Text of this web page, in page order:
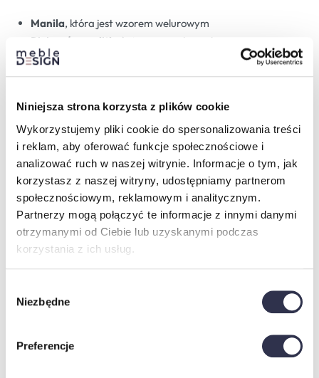
Niniejsza strona korzysta z plików cookie
Wykorzystujemy pliki cookie do spersonalizowania treści
i reklam, aby oferować funkcje społecznościowe i
analizować ruch w naszej witrynie. Informacje o tym, jak
korzystasz z naszej witryny, udostępniamy partnerom
społecznościowym, reklamowym i analitycznym.
Partnerzy mogą połączyć te informacje z innymi danymi
otrzymanymi od Ciebie lub uzyskanymi podczas
korzystania z ich usług.
zgody
Niezbędne
Preferencje
Manila, która jest wzorem welurowym
Riviera/monolith
, świecący, gruby welur